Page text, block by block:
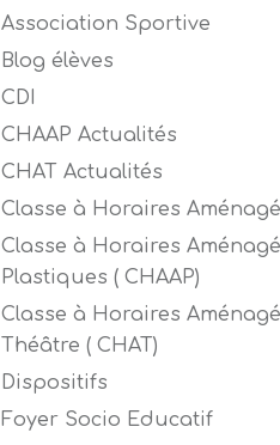
Association Sportive
Blog élèves
CDI
CHAAP Actualités
CHAT Actualités
Classe à Horaires
Classe à Horaires
Plastiques ( CHAAP)
Classe à Horaires
Théâtre ( CHAT)
Dispositifs
Foyer Socio Educatif